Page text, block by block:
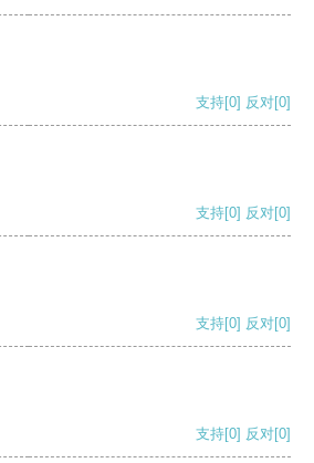
支持[0] 反对[0]
支持[0] 反对[0]
支持[0] 反对[0]
支持[0] 反对[0]